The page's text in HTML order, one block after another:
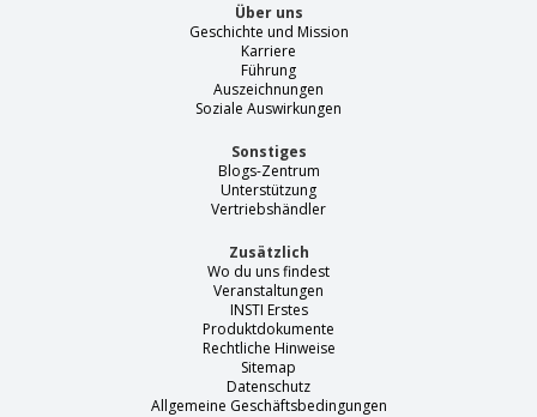
Über uns
Geschichte und Mission
Karriere
Führung
Auszeichnungen
Soziale Auswirkungen
Sonstiges
Blogs-Zentrum
Unterstützung
Vertriebshändler
Zusätzlich
Wo du uns findest
Veranstaltungen
INSTI Erstes
Produktdokumente
Rechtliche Hinweise
Sitemap
Datenschutz
Allgemeine Geschäftsbedingungen